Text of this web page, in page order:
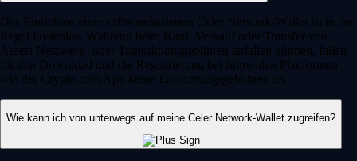
Das Einrichten einer softwarebasierten Celer Network-Wallet ist in der
Regel kostenlos. Während beim Kauf, Verkauf oder Transfer von
Assets Netzwerk- oder Transaktionsgebühren anfallen können, fallen
für den Download und die Registrierung bei führenden Plattformen
wie der Crypto.com App keine Einrichtungsgebühren an.
Wie kann ich von unterwegs auf meine Celer Network-Wallet zugreifen?